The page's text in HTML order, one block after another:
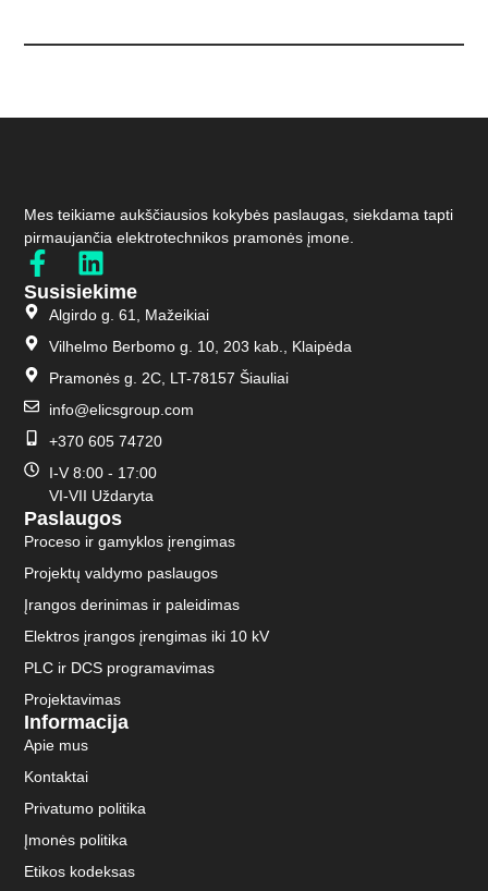
Mes teikiame aukščiausios kokybės paslaugas, siekdama tapti
pirmaujančia elektrotechnikos pramonės įmone.
Paslaugos
Proceso ir gamyklos įrengimas
Projektų valdymo paslaugos
Įrangos derinimas ir paleidimas
Elektros įrangos įrengimas iki 10 kV
PLC ir DCS programavimas
Projektavimas
Informacija
Apie mus
Kontaktai
Privatumo politika
Įmonės politika
Etikos kodeksas
Susisiekime
Algirdo g. 61, Mažeikiai
Vilhelmo Berbomo g. 10, 203 kab., Klaipėda
Pramonės g. 2C, LT-78157 Šiauliai
info@elicsgroup.com
+370 605 74720
I-V 8:00 - 17:00
VI-VII Uždaryta